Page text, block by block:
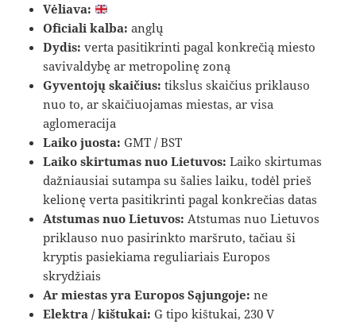
Vėliava:
Oficiali kalba: anglų
Dydis: verta pasitikrinti pagal konkrečią miesto
savivaldybę ar metropolinę zoną
Gyventojų skaičius: tikslus skaičius priklauso
nuo to, ar skaičiuojamas miestas, ar visa
aglomeracija
Laiko juosta: GMT / BST
Laiko skirtumas nuo Lietuvos: Laiko skirtumas
dažniausiai sutampa su šalies laiku, todėl prieš
kelionę verta pasitikrinti pagal konkrečias datas
Atstumas nuo Lietuvos: Atstumas nuo Lietuvos
priklauso nuo pasirinkto maršruto, tačiau ši
kryptis pasiekiama reguliariais Europos
skrydžiais
Ar miestas yra Europos Sąjungoje: ne
Elektra / kištukai: G tipo kištukai, 230 V